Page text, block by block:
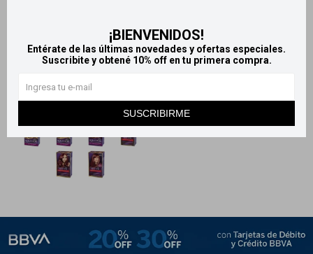
¡BIENVENIDOS!
Entérate de las últimas novedades y ofertas especiales.
Suscribite y obtené 10% off en tu primera compra.
SUSCRIBIRME